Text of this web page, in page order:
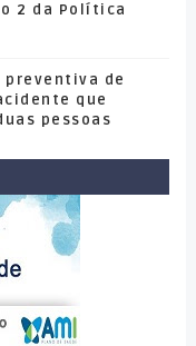
2 da Política
de
que
pessoas